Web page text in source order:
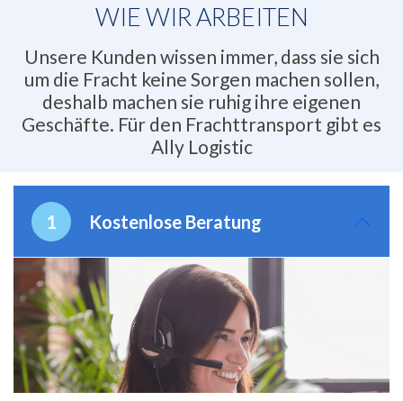
WIE WIR ARBEITEN
Unsere Kunden wissen immer, dass sie sich
um die Fracht keine Sorgen machen sollen,
deshalb machen sie ruhig ihre eigenen
Geschäfte. Für den Frachttransport gibt es
Ally Logistic
Kostenlose Beratung